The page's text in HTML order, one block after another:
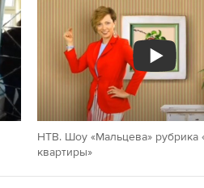
НТВ. Шоу «Мальцева» рубрика
квартиры»